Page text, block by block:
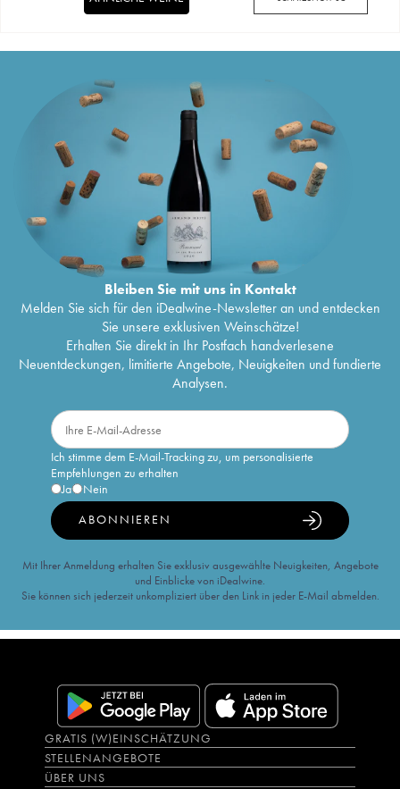
Bleiben Sie mit uns in Kontakt
Melden Sie sich für den iDealwine-Newsletter an und entdecken
Sie unsere exklusiven Weinschätze!
Erhalten Sie direkt in Ihr Postfach handverlesene
Neuentdeckungen, limitierte Angebote, Neuigkeiten und fundierte
Analysen.
Ich stimme dem E-Mail-Tracking zu, um personalisierte
Empfehlungen zu erhalten
Ja
Nein
ABONNIEREN
Mit Ihrer Anmeldung erhalten Sie exklusiv ausgewählte Neuigkeiten, Angebote
und Einblicke von iDealwine.
Sie können sich jederzeit unkompliziert über den Link in jeder E-Mail abmelden.
GRATIS (W)EINSCHÄTZUNG
STELLENANGEBOTE
ÜBER UNS